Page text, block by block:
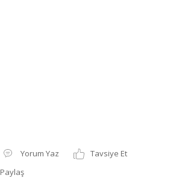
Yorum Yaz
Tavsiye Et
Paylaş